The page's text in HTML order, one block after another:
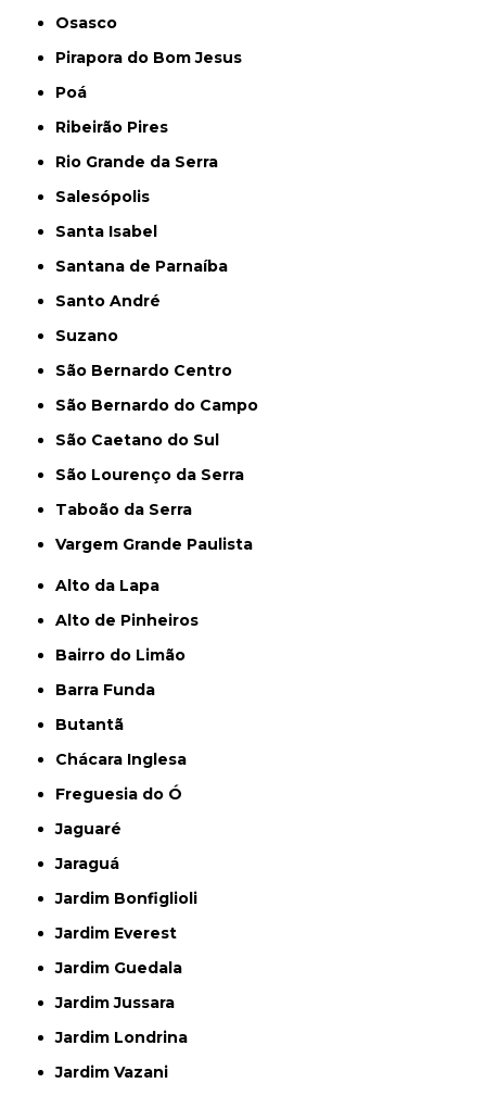
Osasco
Pirapora do Bom Jesus
Poá
Ribeirão Pires
Rio Grande da Serra
Salesópolis
Santa Isabel
Santana de Parnaíba
Santo André
Suzano
São Bernardo Centro
São Bernardo do Campo
São Caetano do Sul
São Lourenço da Serra
Taboão da Serra
Vargem Grande Paulista
Alto da Lapa
Alto de Pinheiros
Bairro do Limão
Barra Funda
Butantã
Chácara Inglesa
Freguesia do Ó
Jaguaré
Jaraguá
Jardim Bonfiglioli
Jardim Everest
Jardim Guedala
Jardim Jussara
Jardim Londrina
Jardim Vazani